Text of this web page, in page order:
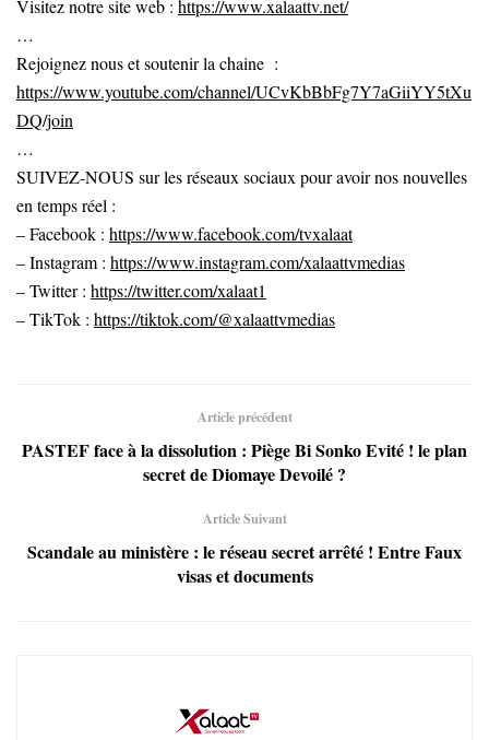
Visitez notre site web : https://www.xalaattv.net/
…
Rejoignez nous et soutenir la chaine :
https://www.youtube.com/channel/UCvKbBbFg7Y7aGiiYY5tXu
DQ/join
…
SUIVEZ-NOUS sur les réseaux sociaux pour avoir nos nouvelles
en temps réel :
– Facebook : https://www.facebook.com/tvxalaat
– Instagram : https://www.instagram.com/xalaattvmedias
– Twitter : https://twitter.com/xalaat1
– TikTok : https://tiktok.com/@xalaattvmedias
Article précédent
PASTEF face à la dissolution : Piège Bi Sonko Evité ! le plan
secret de Diomaye Devoilé ?
Article Suivant
Scandale au ministère : le réseau secret arrêté ! Entre Faux
visas et documents